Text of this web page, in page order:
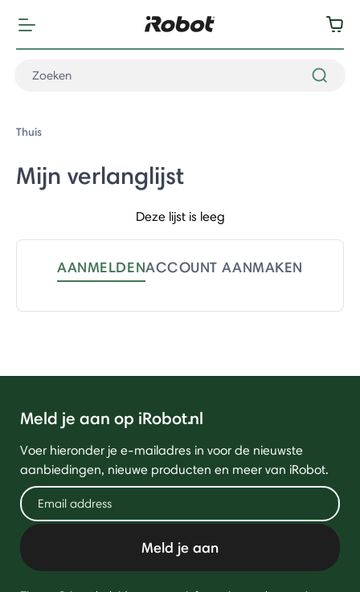
Thuis
Mijn verlanglijst
Deze lijst is leeg
AANMELDENACCOUNT AANMAKEN
Meld je aan op iRobot.nl
Voer hieronder je e-mailadres in voor de nieuwste
aanbiedingen, nieuwe producten en meer van iRobot.
Meld je aan